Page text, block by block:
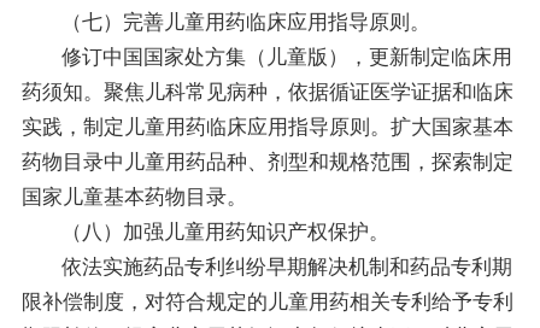
（七）完善儿童用药临床应用指导原则。
修订中国国家处方集（儿童版），更新制定临床用
药须知。聚焦儿科常见病种，依据循证医学证据和临床
实践，制定儿童用药临床应用指导原则。扩大国家基本
药物目录中儿童用药品种、剂型和规格范围，探索制定
国家儿童基本药物目录。
（八）加强儿童用药知识产权保护。
依法实施药品专利纠纷早期解决机制和药品专利期
限补偿制度，对符合规定的儿童用药相关专利给予专利